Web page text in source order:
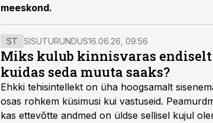
meeskond.
ST SISUTURUNDUS16.06.26, 09:56
Miks kulub kinnisvaras
kuidas seda muuta saaks?
Ehkki tehisintellekt on üha hoogsamalt
osas rohkem küsimusi kui vastuseid.
kas ettevõtte andmed on üldse sellisel kujul